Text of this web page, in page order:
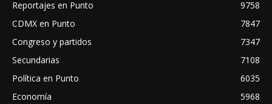
Reportajes en Punto
9758
CDMX en Punto
7847
Congreso y partidos
7347
Secundarias
7108
Política en Punto
6035
Economía
5968